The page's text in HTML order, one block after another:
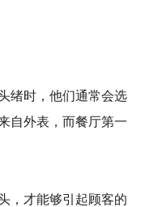
川
火
厂
绪时，他们通常会选
自外表，而餐厅第一
，才能够引起顾客的